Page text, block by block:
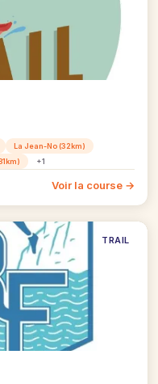
La Jean-No (32km)
+1
Voir la course →
TRAIL